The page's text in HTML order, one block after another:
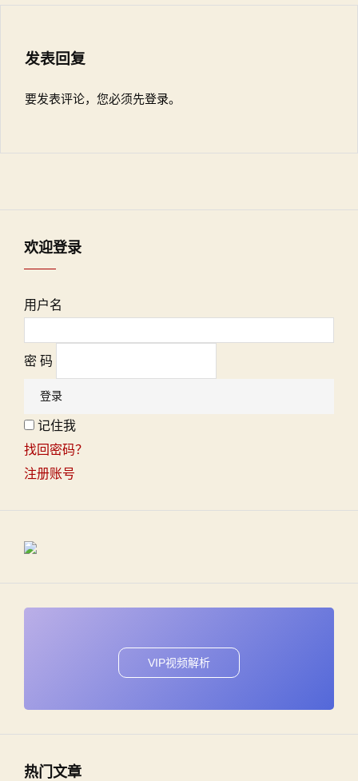
发表回复
要发表评论，您必须先登录。
欢迎登录
用户名
密 码
记住我
找回密码？
注册账号
VIP视频解析
热门文章